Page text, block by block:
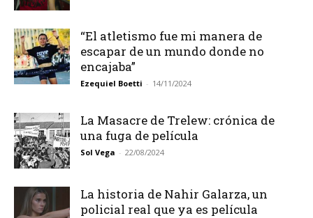
“El atletismo fue mi manera de
escapar de un mundo donde no
encajaba”
Ezequiel Boetti - 14/11/2024
La Masacre de Trelew: crónica de
una fuga de película
Sol Vega - 22/08/2024
La historia de Nahir Galarza, un
policial real que ya es película